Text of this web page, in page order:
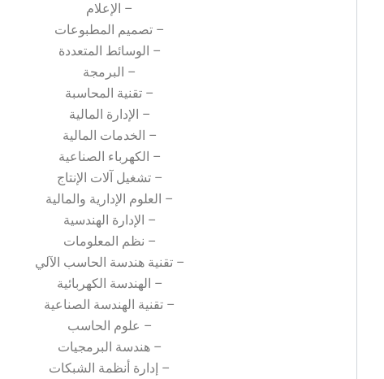
– الإعلام
– تصميم المطبوعات
– الوسائط المتعددة
– البرمجة
– تقنية المحاسبة
– الإدارة المالية
– الخدمات المالية
– الكهرباء الصناعية
– تشغيل آلات الإنتاج
– العلوم الإدارية والمالية
– الإدارة الهندسية
– نظم المعلومات
– تقنية هندسة الحاسب الآلي
– الهندسة الكهربائية
– تقنية الهندسة الصناعية
– علوم الحاسب
– هندسة البرمجيات
– إدارة أنظمة الشبكات